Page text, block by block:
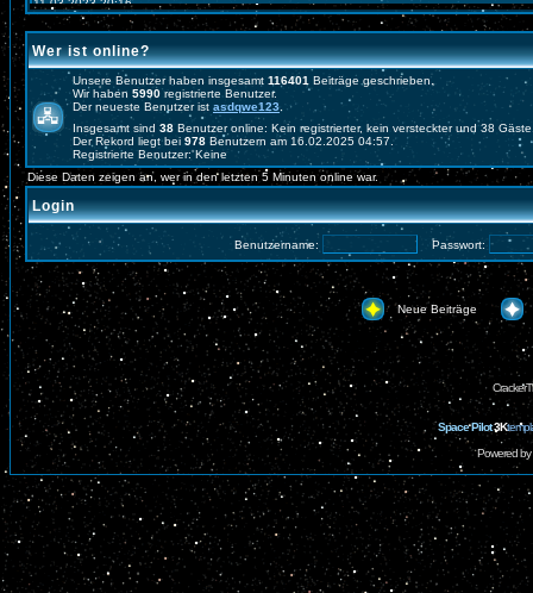
Wer ist online?
Unsere Benutzer haben insgesamt 116401 Beiträge geschrieben.
Wir haben 5990registrierte Benutzer.
Der neueste Benutzer ist asdqwe123
Insgesamt sind 38 Benutzer online: Kein registrierter, kein versteckter und 38
Der Rekord liegt bei 978 Benutzern am 16.02.2025 04:57.
Registrierte Benutzer: Keine
Diese Daten zeigen an, wer in den letzten 5 Minuten online war.
Login
Benutzername: Passwort:
Neue Beiträge
Space Pilot3K
Powered by